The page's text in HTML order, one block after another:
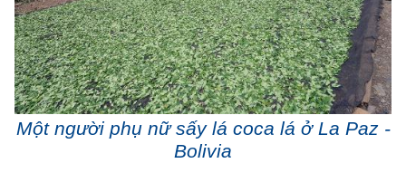
Một người phụ nữ sấy lá coca lá ở La Paz -
Bolivia